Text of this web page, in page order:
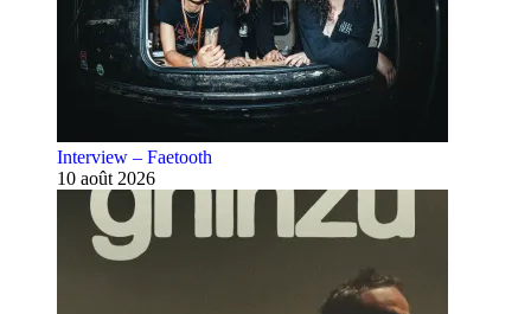
Interview – Faetooth
10 août 2026